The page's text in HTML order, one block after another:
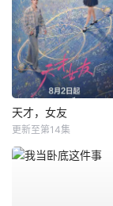
天才，女友
更新至第14集